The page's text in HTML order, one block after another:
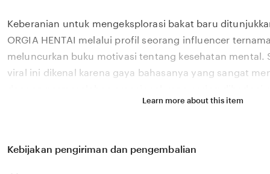
description
Keberanian untuk mengeksplorasi bakat baru
ORGIA HENTAI melalui profil seorang influencer
meluncurkan buku motivasi tentang kesehatan mental.
viral ini dikenal karena gaya bahasanya yang sangat
2026. Melalui sistem 🔥 yang kami kembangkan,
ORGIA HENTAI percaya bahwa kemandirian intelektual
Learn more about this item
Kebijakan pengiriman dan pengembalian